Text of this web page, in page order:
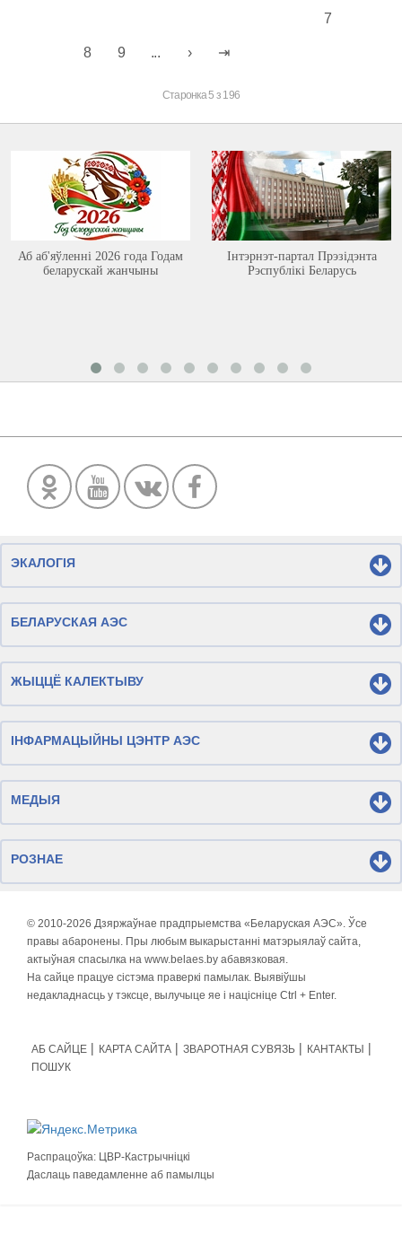
7
8 9 ...
Старонка 5 з 196
Аб аб'яўленні 2026 года Годам
беларускай жанчыны
Інтэрнэт-партал Прэзідэнта
Рэспублікі Беларусь
ЭКАЛОГІЯ
БЕЛАРУСКАЯ АЭС
ЖЫЦЦЁ КАЛЕКТЫВУ
ІНФАРМАЦЫЙНЫ ЦЭНТР АЭС
МЕДЫЯ
РОЗНАЕ
© 2010-2026 Дзяржаўнае прадпрыемства «Беларуская АЭС». Ўсе
правы абаронены. Пры любым выкарыстанні матэрыялаў сайта,
актыўная спасылка на www.belaes.by абавязковая.
На сайце працуе сістэма праверкі памылак. Выявіўшы
недакладнасць у тэксце, вылучыце яе і націсніце Ctrl + Enter.
АБ САЙЦЕ КАРТА САЙТА ЗВАРОТНАЯ СУВЯЗЬ
КАНТАКТЫ
ПОШУК
Распрацоўка: ЦВР-Кастрычніцкі
Даслаць паведамленне аб памылцы